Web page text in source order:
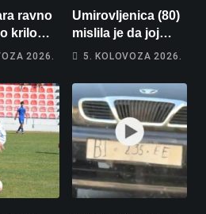
ravno
krilo
kamo
2026.
Umirovljenica (80)
mislila je da joj
piše kći pa ostala
5. KOLOVOZA 2026.